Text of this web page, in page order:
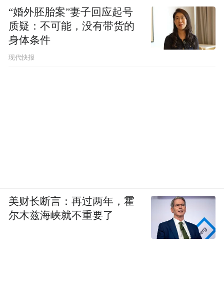
“婚外胚胎案”妻子回应起号
质疑：不可能，没有带货的
身体条件
现代快报
美财长断言：再过两年，霍
尔木兹海峡就不重要了